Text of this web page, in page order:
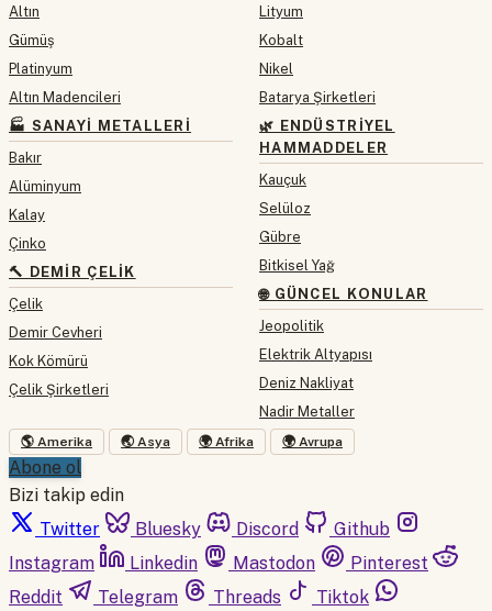
Altın
Gümüş
Platinyum
Altın Madencileri
🏭 SANAYI METALLERI
Bakır
Alüminyum
Kalay
Çinko
🔨 DEMIR ÇELIK
Çelik
Demir Cevheri
Kok Kömürü
Çelik Şirketleri
Lityum
Kobalt
Nikel
Batarya Şirketleri
🌿 ENDÜSTRIYEL
HAMMADDELER
Kauçuk
Selüloz
Gübre
Bitkisel Yağ
🌐 GÜNCEL KONULAR
Jeopolitik
Elektrik Altyapısı
Deniz Nakliyat
Nadir Metaller
🌎 Amerika 🌏 Asya 🌍 Afrika 🌍 Avrupa
Abone ol
Bizi takip edin
Twitter
Bluesky Discord
Github
Instagram
Linkedin Mastodon
Pinterest
Reddit
Telegram Threads
Tiktok